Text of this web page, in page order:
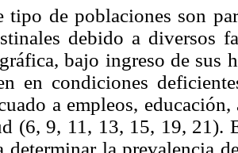
tipo de poblaciones son
debido a diversos
bajo ingreso de sus
en condiciones
a empleos,
(6, 9, 11, 13, 15, 19, 21).
determinar la prevalencia